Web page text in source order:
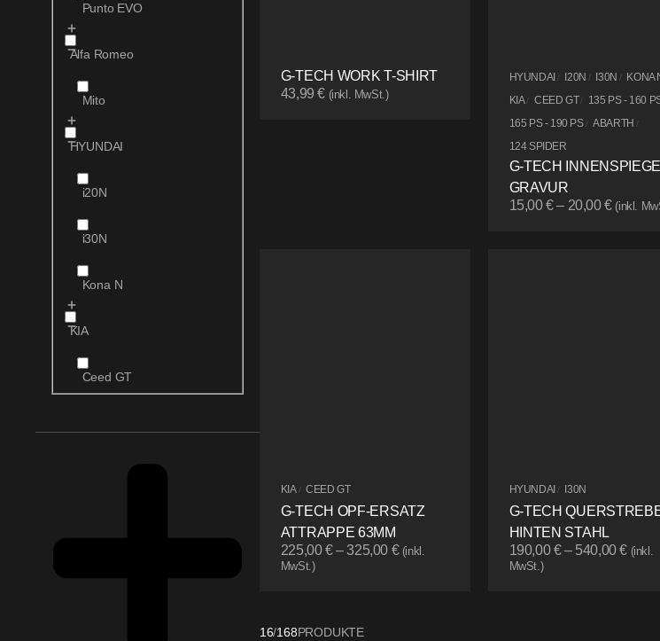
Punto EVO
Alfa Romeo
Mito
HYUNDAI
i20N
i30N
Kona N
KIA
Ceed GT
G-TECH WORK T-SHIRT
43,99€ (inkl. MwSt.)
HYUNDAI / I20N / I30N / KONA
KIA/ CEED GT/ 135 PS - 160
165 PS - 190 PS / ABARTH /
124 SPIDER
G-TECH
GRAVUR
15,00€– 20,00€ (inkl.
KIA / CEED GT
G-TECH OPF-ERSATZ
ATTRAPPE 63MM
225,00€–325,00 € (inkl.
MwSt.)
HYUNDAI / I30N
G-TECH
HINTEN STAHL
190,00€– 540,00€ (inkl.
MwSt.)
16/168PRODUKTE